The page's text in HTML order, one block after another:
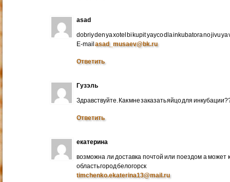
asad
dobriy den ya xotel bi kupit yayco dla inkubatora no jivu ya
E-mailasad_musaev@bk.ru
Ответить
Гузэль
Здравствуйте. Как мне заказать яйцо для
Ответить
екатерина
возможна ли доставка почтой или поездом а
область город белогорск
timchenko.ekaterina13@mail.ru